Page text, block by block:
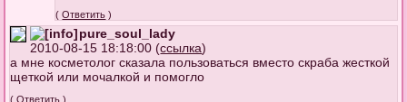
(Ответить )
pure_soul_lady
2010-08-15 18:18:00 (ссылка)
а мне косметолог сказала пользоваться вместо скраба жесткой
щеткой или мочалкой и помогло
(Ответить )